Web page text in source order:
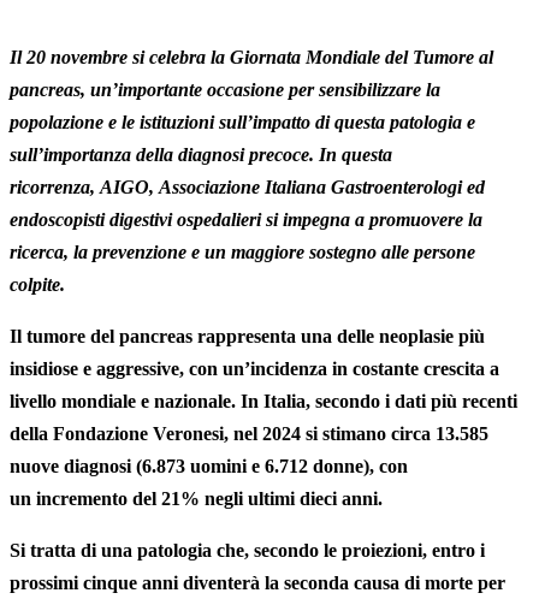
Il20 novembre si celebra la Giornata Mondiale del Tumore al
pancreas, un’importante occasione per sensibilizzare la
popolazione e le istituzioni sull’impatto di questa patologia e
sull’importanza della diagnosi precoce. In questa
ricorrenza, AIGO, Associazione Italiana Gastroenterologi ed
endoscopisti digestivi ospedalieri si impegna a promuovere la
ricerca, la prevenzione e un maggiore sostegno alle persone
colpite.
Il tumore del pancreas rappresenta una delle neoplasie più
insidiose e aggressive, con un’incidenza in costante crescita a
livello mondiale e nazionale. In Italia, secondo i dati più recenti
della Fondazione Veronesi, nel 2024 si stimano circa 13.585
nuove diagnosi (6.873 uomini e 6.712 donne), con
un incremento del 21% negli ultimi dieci anni.
Si tratta di una patologia che, secondo le proiezioni, entro i
prossimi cinque anni diventerà la seconda causa di morte per